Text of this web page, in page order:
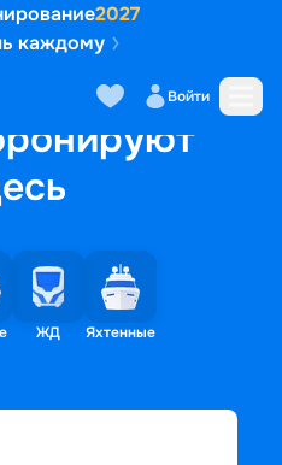
2027
каждому
Войти
ЖД Яхтенные